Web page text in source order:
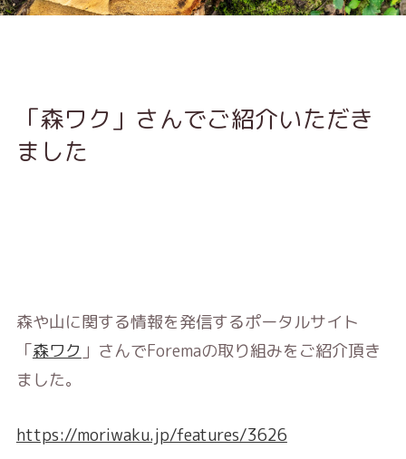
「森ワク」さんでご紹介いただき
ました
森や山に関する情報を発信するポータルサイト
「森ワク 」さんでForemaの取り組みをご紹介頂き
ました。
https://moriwaku.jp/features/3626